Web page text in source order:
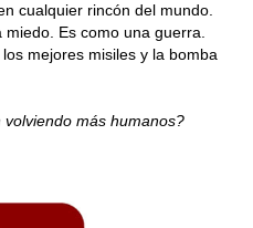
cualquier rincón del mundo.
Es como una guerra.
mejores misiles y la bomba
más humanos?